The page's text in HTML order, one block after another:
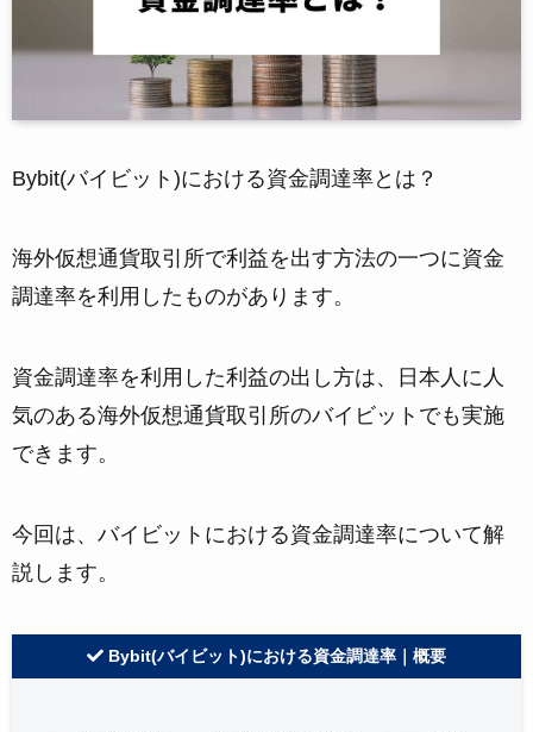
Bybit(バイビット)における資金調達率とは？
海外仮想通貨取引所で利益を出す方法の一つに資金
調達率を利用したものがあります。
資金調達率を利用した利益の出し方は、日本人に人
気のある海外仮想通貨取引所のバイビットでも実施
できます。
今回は、バイビットにおける資金調達率について解
説します。
Bybit(バイビット)における資金調達率｜概要